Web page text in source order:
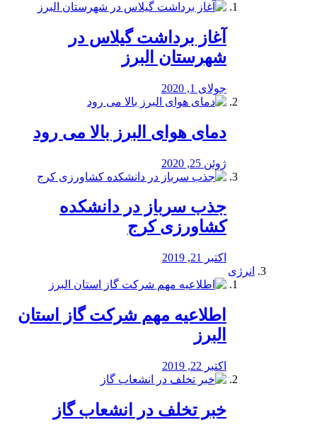
آغاز برداشت گیلاس در
شهرستان البرز
جولای 1, 2020
دمای هوای البرز بالا می رود
ژوئن 25, 2020
جذب سرباز در دانشکده
کشاورزی کرج
اکتبر 21, 2019
انرژی
️اطلاعیه مهم شرکت گاز استان
البرز
اکتبر 22, 2019
خبر تخلف در انشعاب گاز